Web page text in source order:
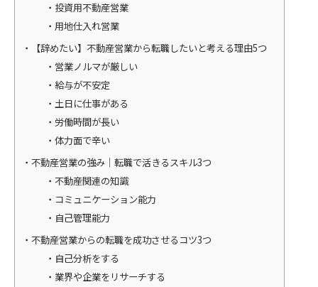
投資用不動産営業
用地仕入れ営業
【辞めたい】不動産営業から転職したいと考える理由5つ
営業ノルマが厳しい
給与が不安定
土日に仕事がある
労働時間が長い
体力面で辛い
不動産営業の強み｜転職で活きるスキル3つ
不動産関連の知識
コミュニケーション能力
自己管理能力
不動産営業からの転職を成功させるコツ3つ
自己分析をする
業界や企業をリサーチする